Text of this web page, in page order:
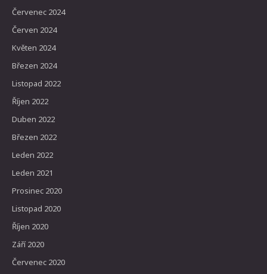
Červenec 2024
Červen 2024
Květen 2024
Březen 2024
Listopad 2022
Říjen 2022
Duben 2022
Březen 2022
Leden 2022
Leden 2021
Prosinec 2020
Listopad 2020
Říjen 2020
Září 2020
Červenec 2020